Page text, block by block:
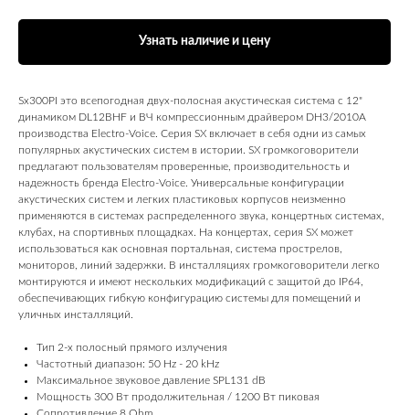
Узнать наличие и цену
Sx300PI это всепогодная двух‑полосная акустическая система с 12"
динамиком DL12BHF и ВЧ компрессионным драйвером DH3/2010A
производства Electro‑Voice. Серия SX включает в себя одни из самых
популярных акустических систем в истории. SX громкоговорители
предлагают пользователям проверенные, производительность и
надежность бренда Electro-Voice. Универсальные конфигурации
акустических систем и легких пластиковых корпусов неизменно
применяются в системах распределенного звука, концертных системах,
клубах, на спортивных площадках. На концертах, серия SX может
использоваться как основная портальная, система прострелов,
мониторов, линий задержки. В инсталляциях громкоговорители легко
монтируются и имеют нескольких модификаций с защитой до IP64,
обеспечивающих гибкую конфигурацию системы для помещений и
уличных инсталляций.
Тип 2-х полосный прямого излучения
Частотный диапазон: 50 Hz - 20 kHz
Максимальное звуковое давление SPL131 dB
Мощность 300 Вт продолжительная / 1200 Вт пиковая